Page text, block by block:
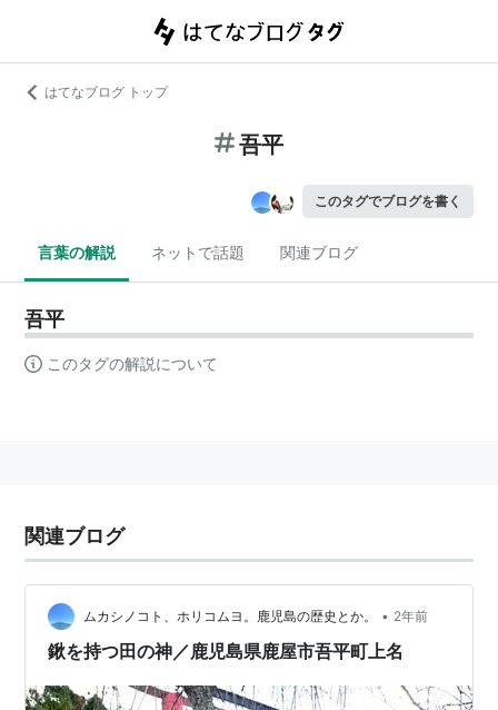
はてなブログ トップ
吾平
このタグでブログを書く
言葉の解説 ネットで話題 関連ブログ
吾平
このタグの解説について
関連ブログ
ムカシノコト、ホリコムヨ。鹿児島の歴史とか。 • 2年前
鍬を持つ田の神／鹿児島県鹿屋市吾平町上名